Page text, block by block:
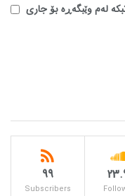
لەم وێبگەڕە بۆ جاری
99
Subscribers